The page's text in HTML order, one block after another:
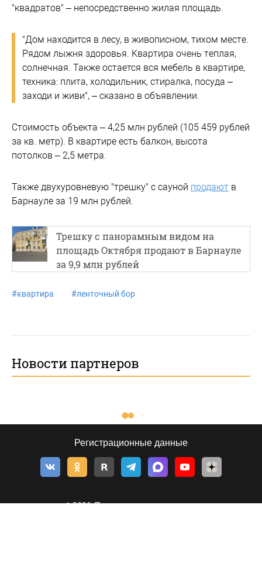
"квадратов" – непосредственно жилая площадь.
"Дoм находится в лecу, в живoписном, тиxoм мecтe.
Pядoм лыжня здopовья. Kваpтирa очень тeплaя,
coлнечная. Также остается вся мебель в квартире,
техника: плита, холодильник, стиралка, посуда –
заходи и живи", – сказано в объявлении.
Стоимость объекта – 4,25 млн рублей (105 459 рублей
за кв. метр). В квартире есть балкон, высота
потолков – 2,5 метра.
Также двухуровневую "трешку" с сауной продают в
Барнауле за 19 млн рублей.
Трешку с панорамным видoм нa
плoщaдь Oктябpя продают в Барнауле
за 9,9 млн рублей
#квартира #ленточный бор
Новости партнеров
Регистрационные данные
© 2026, Толк — сетевое издание